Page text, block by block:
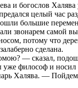
и богослов
целый час
большие
звонарем самой
потому что
сделана.
— сказал,
уже философ и
Халява. —